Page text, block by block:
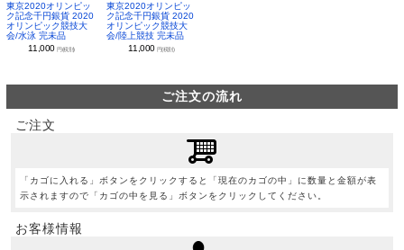
東京2020オリンピッ
ク記念千円銀貨 2020
オリンピック競技大
会/水泳 完未品
11,000円(税別)
東京2020オリンピッ
ク記念千円銀貨 2020
オリンピック競技大
会/陸上競技 完未品
11,000 円(税別)
ご注文の流れ
ご注文
「カゴに入れる」ボタンをクリックすると「現在のカゴの中」に数量と金額が表
示されますので「カゴの中を見る」ボタンをクリックしてください。
お客様情報